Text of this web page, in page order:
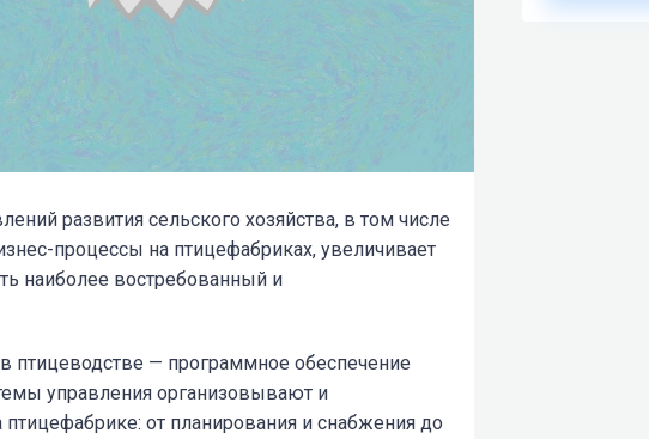
развития сельского хозяйства, в том числе
процессы на птицефабриках, увеличивает
наиболее востребованный и
— программное обеспечение
управления организовывают и
от планирования и снабжения до